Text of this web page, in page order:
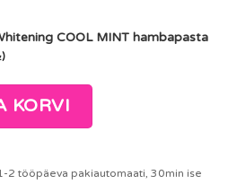
COOL MINT hambapasta
)
KORVI
2 tööpäeva pakiautomaati, 30min ise